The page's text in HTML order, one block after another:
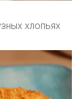
хлопьях